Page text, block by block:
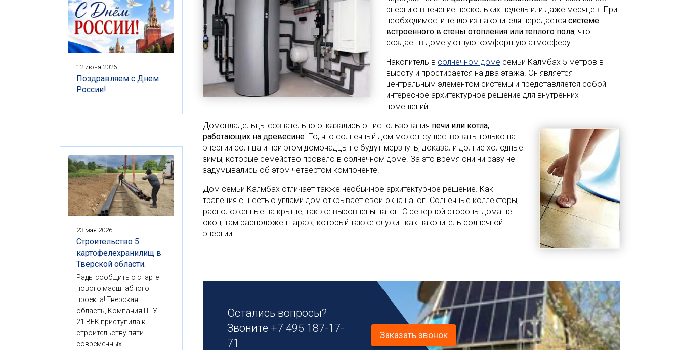
энергию в течение нескольких недель или даже месяцев. При
необходимости тепло из накопителя передается системе
встроенного в стены отопления или теплого пола, что
создает в доме уютную комфортную атмосферу.
Накопитель в солнечном доме семьи Калмбах 5 метров в
высоту и простирается на два этажа. Он является
центральным элементом системы и представляется собой
интересное архитектурное решение для внутренних
помещений.
Домовладельцы сознательно отказались от использования печи или котла,
работающих на древесине. То, что солнечный дом может существовать только на
энергии солнца и при этом домочадцы не будут мерзнуть, доказали долгие холодные
зимы, которые семейство провело в солнечном доме. За это время они ни разу не
задумывались об этом четвертом компоненте.
Дом семьи Калмбах отличает также необычное архитектурное решение. Как
трапеция с шестью углами дом открывает свои окна на юг. Солнечные коллекторы,
расположенные на крыше, так же выровнены на юг. С северной стороны дома нет
окон, там расположен гараж, который также служит как накопитель солнечной
энергии.
Остались вопросы?
Звоните +7 495 187-17-
71
Заказать звонок
12 июня 2026
Поздравляем с Днем
России!
23 мая 2026
Строительство 5
картофелехранилищ в
Тверской области.
Рады сообщить о старте
нового масштабного
проекта! Тверская
область, Компания ППУ
21 ВЕК приступила к
строительству пяти
современных